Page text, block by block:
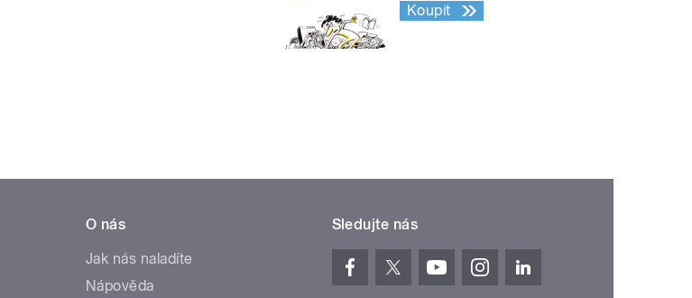
Koupit
O nás
Jak nás naladíte
Nápověda
Sledujte nás